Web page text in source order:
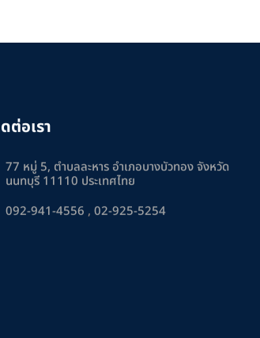
ต่อเรา
77 หมู่ 5, ตำบลละหาร อำเภอบางบัวทอง จังหวัด
นนทบุรี 11110 ประเทศไทย
092-941-4556 ,02-925-5254